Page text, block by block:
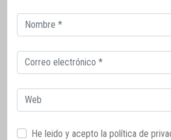
Correo
electrónico
Correo
electrónico
Web
He leido y acepto la política de